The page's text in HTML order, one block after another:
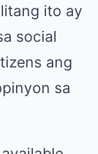
ito ay
social
ang
sa